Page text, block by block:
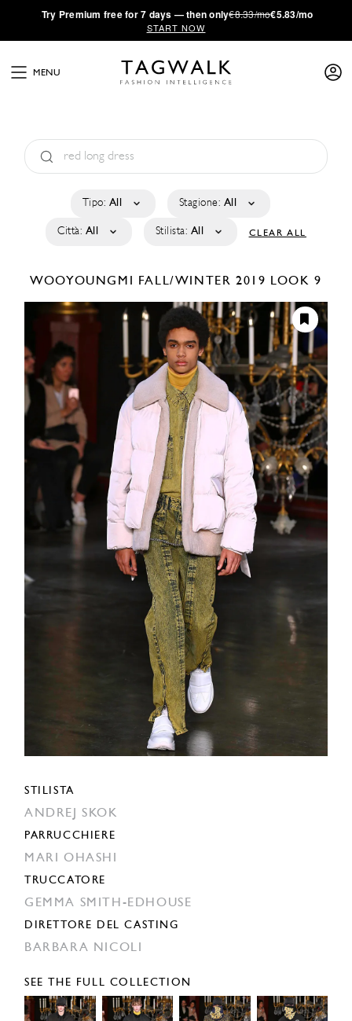
·Try Premium free for 7 days — then only€8.33/mo€5.83/mo
START NOW
MENU
Tipo: All Stagione: All
Città: All Stilista: All CLEAR ALL
WOOYOUNGMI FALL/WINTER 2019 LOOK 9
STILISTA
ANDREJ SKOK
PARRUCCHIERE
MARI OHASHI
TRUCCATORE
GEMMA SMITH-EDHOUSE
DIRETTORE DEL CASTING
BARBARA NICOLI
SEE THE FULL COLLECTION